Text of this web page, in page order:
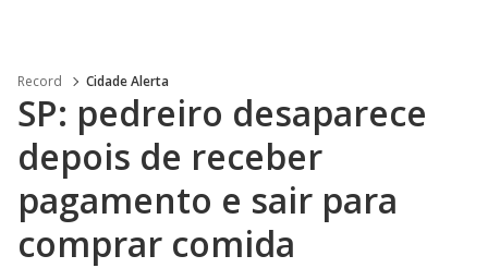
Record Cidade Alerta
SP: pedreiro desaparece
depois de receber
pagamento e sair para
comprar comida